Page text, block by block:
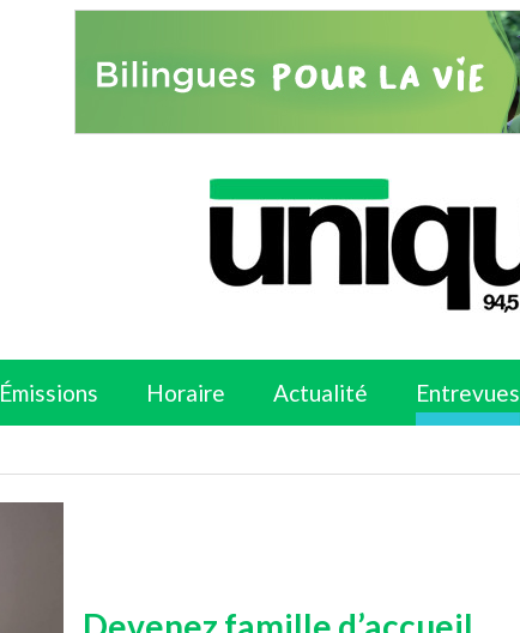
Émissions Horaire Actualité Entrevues